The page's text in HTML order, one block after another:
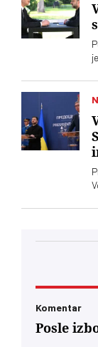
Komentar
Posle